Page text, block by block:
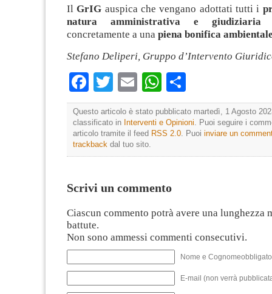
IlGrIG auspica che vengano adottati tutti i
natura amministrativa e giudiziaria
concretamente a una piena bonifica
Stefano Deliperi, Gruppo d’Intervento
Facebook
TwitterEmailWhatsApp
Questo articolo è stato pubblicato martedì, 1 Agosto
classificato in Interventi e Opinioni . Puoi seguire i
articolo tramite il feed RSS 2.0 . Puoi inviare un
trackback dal tuo sito.
Scrivi un commento
Ciascun commento potrà avere una lunghezza
battute.
Non sono ammessi commenti consecutivi.
Nome e
E-mail (non verrà